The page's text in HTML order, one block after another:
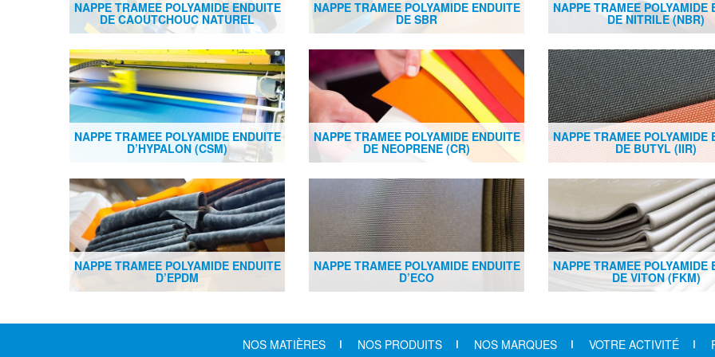
NAPPE TRAMEE POLYAMIDE ENDUITE
DE CAOUTCHOUC NATUREL
NAPPE TRAMEE POLYAMIDE ENDUITE
DE SBR
NAPPE TRAMEE POLYAMIDE
DE NITRILE (NBR)
NAPPE TRAMEE POLYAMIDE ENDUITE
D’HYPALON (CSM)
NAPPE TRAMEE POLYAMIDE ENDUITE
DE NEOPRENE (CR)
NAPPE TRAMEE POLYAMIDE
DE BUTYL (IIR)
NAPPE TRAMEE POLYAMIDE ENDUITE
D’EPDM
NAPPE TRAMEE POLYAMIDE ENDUITE
D’ECO
NAPPE TRAMEE POLYAMIDE
DE VITON (FKM)
NOS MATIÈRES NOS PRODUITS NOS MARQUES VOTRE ACTIVITÉ